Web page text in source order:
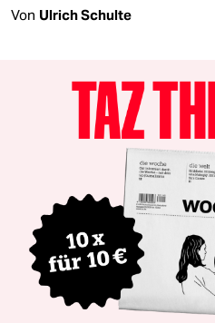
Von Ulrich Schulte